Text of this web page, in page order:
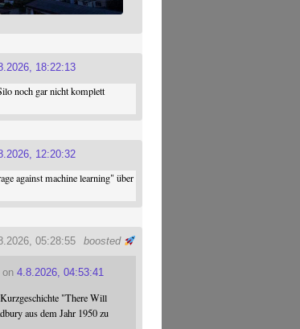
18:22:13
noch gar nicht komplett
12:20:32
against machine learning" über
boosted
05:28:55
on 4.8.2026, 04:53:41
"There Will
aus dem Jahr 1950 zu